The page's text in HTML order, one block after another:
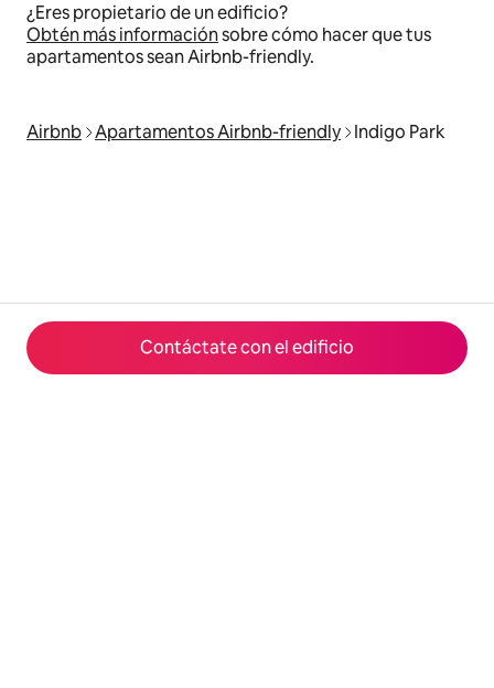
Contáctate con el edificio
¿Eres propietario de un edificio?
Obtén más informaciónsobre cómo hacer que tus
apartamentos sean Airbnb-friendly.
Airbnb Apartamentos Airbnb-friendly Indigo Park